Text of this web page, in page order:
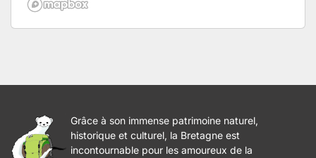
Grâce à son immense patrimoine naturel,
historique et culturel, la Bretagne est
incontournable pour les amoureux de la